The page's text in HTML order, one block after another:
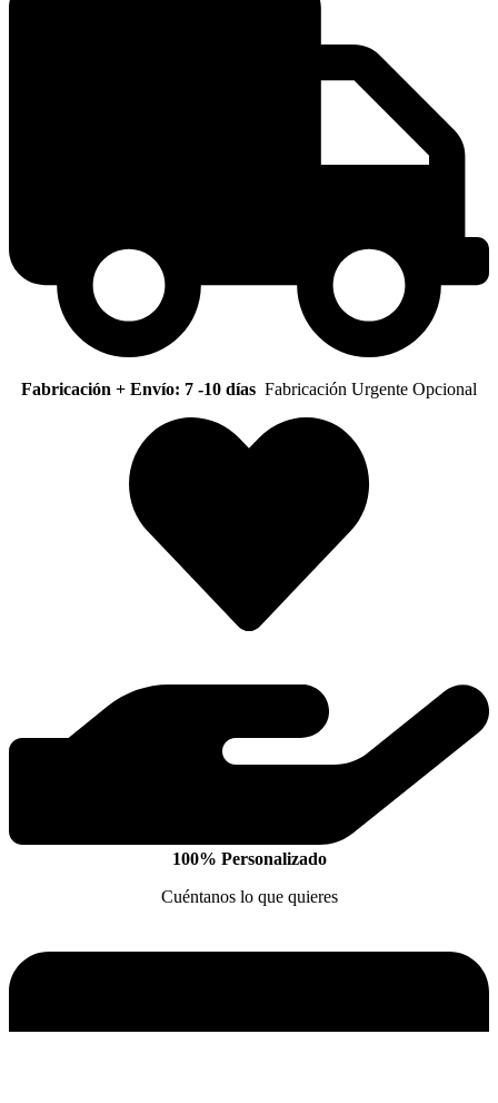
Fabricación + Envío: 7 -10 días Fabricación Urgente Opcional
100% Personalizado
Cuéntanos lo que quieres